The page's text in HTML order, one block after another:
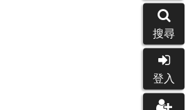
搜尋
登入